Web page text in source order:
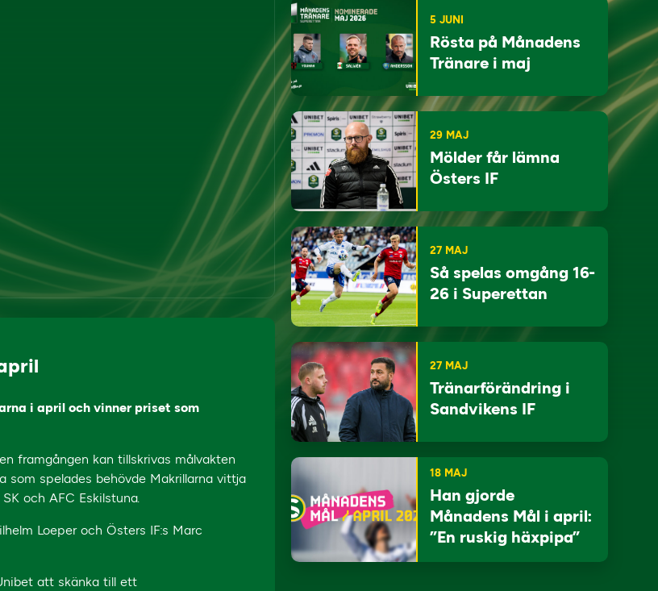
i april och vinner priset som
framgången kan tillskrivas målvakten
som spelades behövde Makrillarna vittja
och AFC Eskilstuna.
Loeper och Östers IF:s Marc
att skänka till ett
5 JUNI
Rösta på Månadens
Tränare i maj
29 MAJ
Mölder får lämna
Östers IF
27 MAJ
Så spelas omgång 16-
26 i Superettan
27 MAJ
Tränarförändring i
Sandvikens IF
18 MAJ
Han gjorde
Månadens Mål i april:
”En ruskig häxpipa”